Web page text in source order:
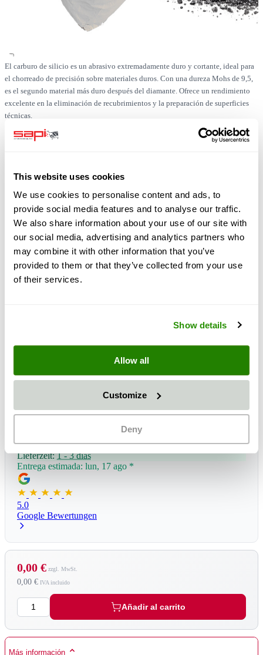
This website uses cookies
We use cookies to personalise content and ads, to
provide social media features and to analyse our traffic.
We also share information about your use of our site with
our social media, advertising and analytics partners who
may combine it with other information that you’ve
provided to them or that they’ve collected from your use
of their services.
Show details
Allow all
Customize
Deny
El carburo de silicio es un abrasivo extremadamente duro y cortante, ideal para
el chorreado de precisión sobre materiales duros. Con una dureza Mohs de 9,5,
es el segundo material más duro después del diamante. Ofrece un rendimiento
excelente en la eliminación de recubrimientos y la preparación de superficies
técnicas.
SKU
más 19% de IVA
Lieferzeit: 1 - 3 días
Entrega estimada: lun, 17 ago *
5.0
Google Bewertungen
0,00 €
0,00 €
Cantidad
Añadir al carrito
Más información